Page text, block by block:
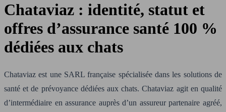
Chataviaz : identité, statut et
offres d’assurance santé 100 %
dédiées aux chats
Chataviaz est une SARL française spécialisée dans les solutions de
santé et de prévoyance dédiées aux chats. Chataviaz agit en qualité
d’intermédiaire en assurance auprès d’un assureur partenaire agréé,